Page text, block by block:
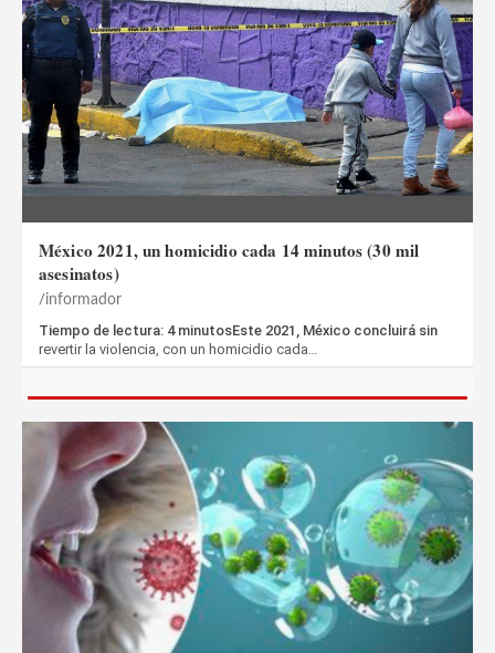
México 2021, un homicidio cada 14 minutos (30 mil
asesinatos)
informador
Tiempo de lectura: 4 minutosEste 2021, México concluirá sin
revertir la violencia, con un homicidio cada…